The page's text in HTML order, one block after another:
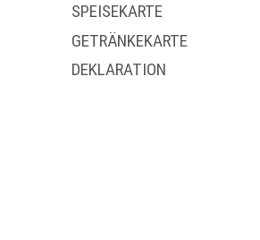
SPEISEKARTE
GETRÄNKEKARTE
DEKLARATION